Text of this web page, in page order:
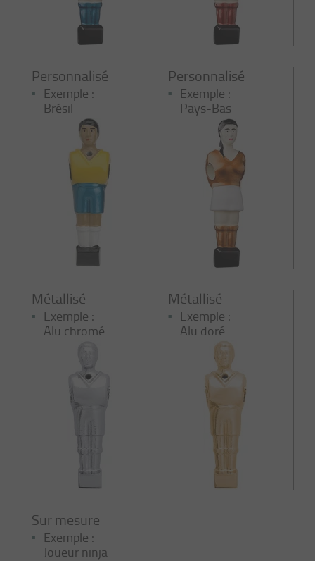
Personnalisé
Exemple :
Brésil
Personnalisé
Exemple :
Pays-Bas
Métallisé
Exemple :
Alu chromé
Métallisé
Exemple :
Alu doré
Sur mesure
Exemple :
Joueur ninja